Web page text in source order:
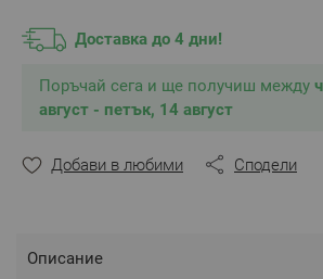
разминаване в тоновете и цветовете
настройките на използваното
Доставка до 4 дни!
Поръчай сега и ще получиш между
август - петък, 14 август
Добави в любими Сподели
Описание